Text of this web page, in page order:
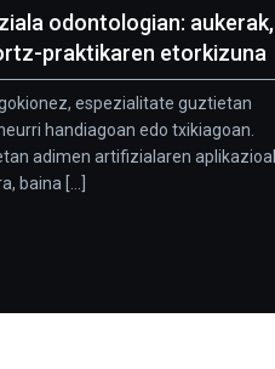
odontologian: aukerak,
praktikaren etorkizuna
espezialitate guztietan
handiagoan edo txikiagoan.
adimen artifizialaren
baina [...]